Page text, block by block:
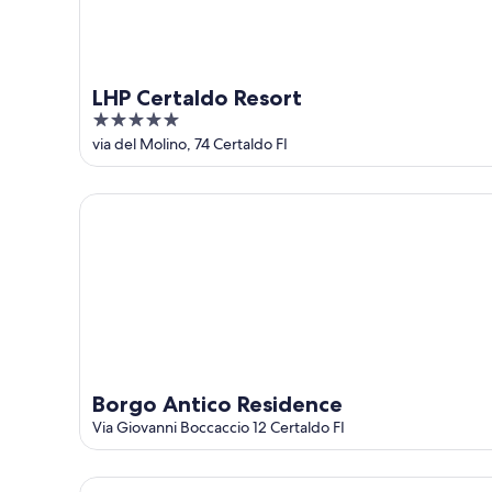
ago
-
9
ago
LHP Certaldo Resort
5
out
of
5
via del Molino, 74 Certaldo FI
Borgo Antico Residence
Via Giovanni Boccaccio 12 Certaldo FI
Borgo Antico Residence
Private villa near Certaldo and San Gimignano with